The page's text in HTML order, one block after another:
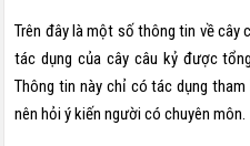
Trên đây là một số thông tin về cây
tác dụng của cây câu kỷ được
Thông tin này chỉ có tác dụng
nên hỏi ý kiến người có chuyên môn.